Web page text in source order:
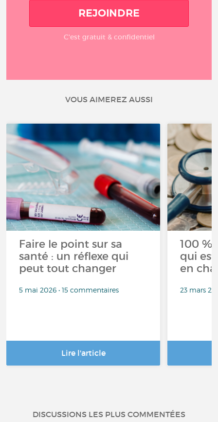
REJOINDRE
C'est gratuit & confidentiel
VOUS AIMEREZ AUSSI
Faire le point sur sa
santé : un réflexe qui
peut tout changer
5 mai 2026 • 15 commentaires
Lire l'article
100 %
qui
en
23 mars
DISCUSSIONS LES PLUS COMMENTÉES